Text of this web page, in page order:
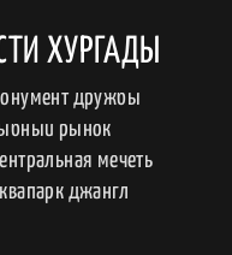
ХУРГАДЫ